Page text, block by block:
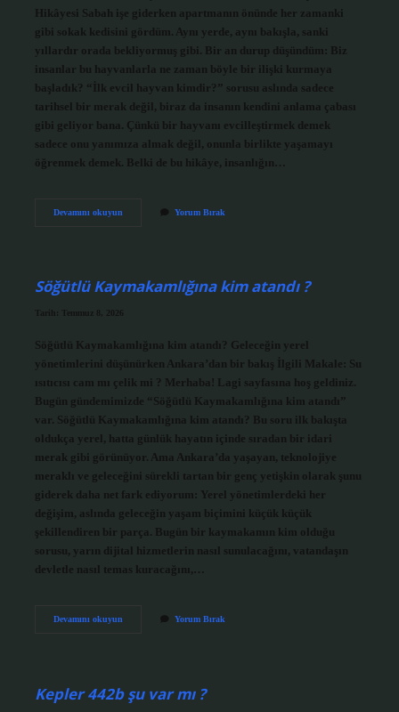
Hikâyesi Sabah işe giderken apartmanın önünde her zamanki
gibi sokak kedisini gördüm. Aynı yerde, aynı bakışla, sanki
yıllardır orada bekliyormuş gibi. Bir an durup düşündüm: Biz
insanlar bu hayvanlarla ne zaman böyle bir ilişki kurmaya
başladık? “İlk evcil hayvan kimdir?” sorusu aslında sadece
tarihsel bir merak değil, biraz da insanın kendini anlama çabası
gibi geliyor bana. Çünkü bir hayvanı evcilleştirmek demek
sadece onu yanımıza almak değil, onunla birlikte yaşamayı
öğrenmek demek. Belki de bu hikâye, insanlığın…
Devamını okuyunİlk
Yorum Bırak
Söğütlü Kaymakamlığına kim atandı ?
Tarih: Temmuz 8, 2026
Söğütlü Kaymakamlığına kim atandı? Geleceğin yerel
yönetimlerini düşünürken Ankara’dan bir bakış İlgili Makale: Su
ısıtıcısı cam mı çelik mi ? Merhaba! Lagi sayfasına hoş geldiniz.
Bugün gündemimizde “Söğütlü Kaymakamlığına kim atandı”
var. Söğütlü Kaymakamlığına kim atandı? Bu soru ilk bakışta
oldukça yerel, hatta günlük hayatın içinde sıradan bir idari
merak gibi görünüyor. Ama Ankara’da yaşayan, teknolojiye
meraklı ve geleceğini sürekli tartan bir genç yetişkin olarak şunu
giderek daha net fark ediyorum: Yerel yönetimlerdeki her
değişim, aslında geleceğin yaşam biçimini küçük küçük
şekillendiren bir parça. Bugün bir kaymakamın kim olduğu
sorusu, yarın dijital hizmetlerin nasıl sunulacağını, vatandaşın
devletle nasıl temas kuracağını,…
Devamını okuyunSöğütlü
Yorum Bırak
Kepler 442b şu var mı ?